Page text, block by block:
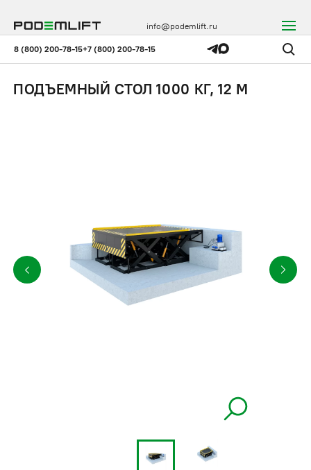
8 (800) 200-78-15+7 (800) 200-78-15
info@podemlift.ru
ПОДЪЕМНЫЙ СТОЛ 1000 КГ, 12 М